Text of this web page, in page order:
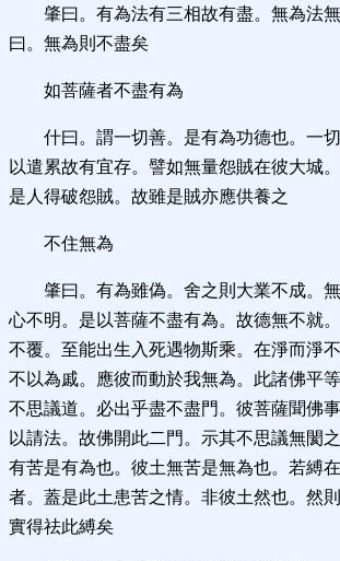
肇曰。有為法有三相故有盡。無為法
曰。無為則不盡矣
如菩薩者不盡有為
什曰。謂一切善。是有為功德也。一
以遣累故有宜存。譬如無量怨賊在彼大城
是人得破怨賊。故雖是賊亦應供養之
不住無為
肇曰。有為雖偽。舍之則大業不成。
心不明。是以菩薩不盡有為。故德無不就
不覆。至能出生入死遇物斯乘。在淨而淨
不以為戚。應彼而動於我無為。此諸佛平
不思議道。必出乎盡不盡門。彼菩薩聞佛
以請法。故佛開此二門。示其不思議無閡
有苦是有為也。彼土無苦是無為也。若縛
者。蓋是此土患苦之情。非彼土然也。然
實得祛此縛矣